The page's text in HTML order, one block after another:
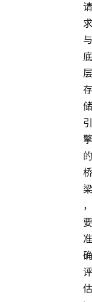
请
求
与
底
层
存
储
引
擎
的
桥
梁
，
要
准
确
评
估